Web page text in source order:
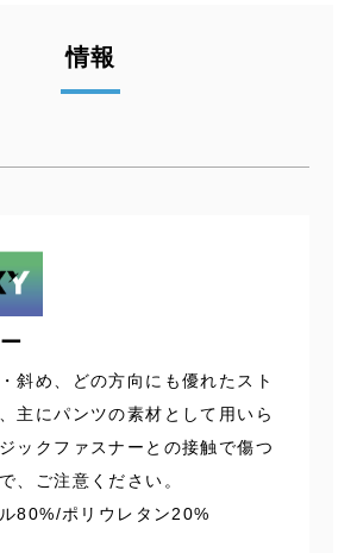
情報
斜め、どの方向にも優れたスト
主にパンツの素材として用いら
ックファスナーとの接触で傷つ
、ご注意ください。
80%/ポリウレタン20%